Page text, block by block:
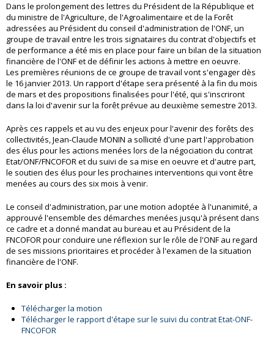
Dans le prolongement des lettres du Président de la République et
du ministre de l'Agriculture, de l'Agroalimentaire et de la Forêt
adressées au Président du conseil d'administration de l'ONF, un
groupe de travail entre les trois signataires du contrat d'objectifs et
de performance a été mis en place pour faire un bilan de la situation
financière de l'ONF et de définir les actions à mettre en oeuvre.
Les premières réunions de ce groupe de travail vont s'engager dès
le 16 janvier 2013. Un rapport d'étape sera présenté à la fin du mois
de mars et des propositions finalisées pour l'été, qui s'inscriront
dans la loi d'avenir sur la forêt prévue au deuxième semestre 2013.
Après ces rappels et au vu des enjeux pour l'avenir des forêts des
collectivités, Jean-Claude MONIN a sollicité d'une part l'approbation
des élus pour les actions menées lors de la négociation du contrat
Etat/ONF/FNCOFOR et du suivi de sa mise en oeuvre et d'autre part,
le soutien des élus pour les prochaines interventions qui vont être
menées au cours des six mois à venir.
Le conseil d'administration, par une motion adoptée à l'unanimité, a
approuvé l'ensemble des démarches menées jusqu'à présent dans
ce cadre et a donné mandat au bureau et au Président de la
FNCOFOR pour conduire une réflexion sur le rôle de l'ONF au regard
de ses missions prioritaires et procéder à l'examen de la situation
financière de l'ONF.
En savoir plus :
Télécharger la motion
Télécharger le rapport d'étape sur le suivi du contrat Etat-ONF-
FNCOFOR